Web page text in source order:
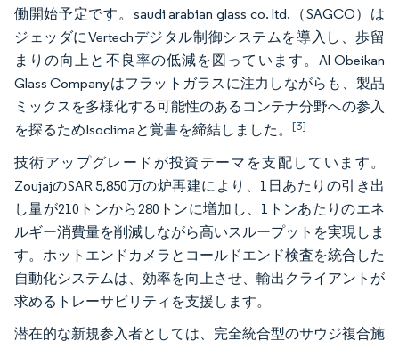
働開始予定です。saudi arabian glass co. ltd.（SAGCO）は
ジェッダにVertechデジタル制御システムを導入し、歩留
まりの向上と不良率の低減を図っています。Al Obeikan
Glass Companyはフラットガラスに注力しながらも、製品
ミックスを多様化する可能性のあるコンテナ分野への参入
を探るためIsoclimaと覚書を締結しました。 [3]
技術アップグレードが投資テーマを支配しています。
ZoujajのSAR 5,850万の炉再建により、1日あたりの引き出
し量が210トンから280トンに増加し、1トンあたりのエネ
ルギー消費量を削減しながら高いスループットを実現しま
す。ホットエンドカメラとコールドエンド検査を統合した
自動化システムは、効率を向上させ、輸出クライアントが
求めるトレーサビリティを支援します。
潜在的な新規参入者としては、完全統合型のサウジ複合施